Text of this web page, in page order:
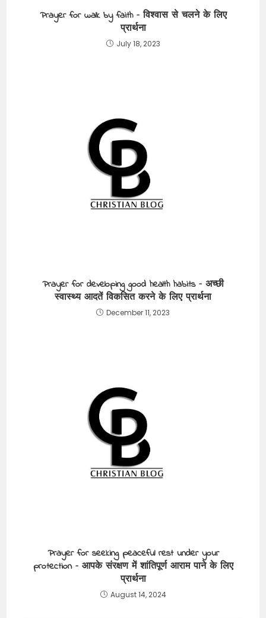
Prayer for walk by faith – विश्वास से चलने के लिए
प्रार्थना
July 18, 2023
Prayer for developing good health habits – अच्छी
स्वास्थ्य आदतें विकसित करने के लिए प्रार्थना
December 11, 2023
Prayer for seeking peaceful rest under your
protection – आपके संरक्षण में शांतिपूर्ण आराम पाने के लिए
प्रार्थना
August 14, 2024